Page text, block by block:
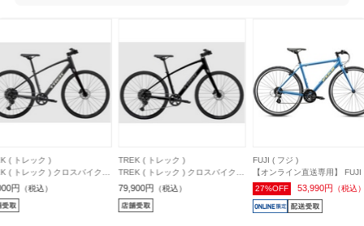
( トレック )
( トレック ) クロスバイク
STEPOVER GEN 4 ダーク
円 （税込）
FUJI ( フジ )
【オンライン直送専用】 FUJI ( フ
ジ ) クロスバイク RAIZ ( ライズ )
180cm前後)
27%OFF 53,990円
FELT ( フェルト )
FELT ( フェルト ) ロードバイ
VR 60 グロスピューター/ブ
470 ( 身長目安160cm前後 )
40%OFF 119,166円（税